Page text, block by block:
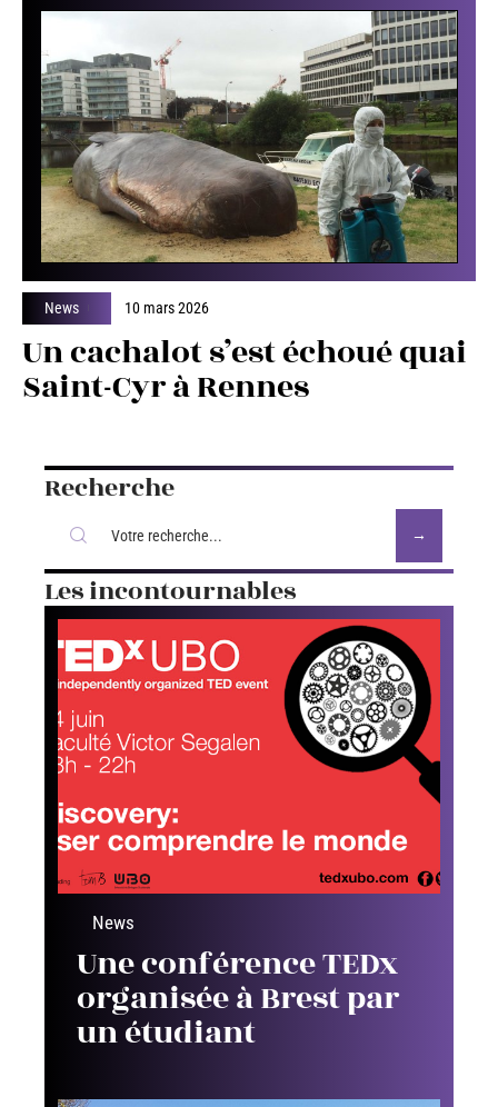
News 10 mars 2026
Un cachalot s’est échoué quai
Saint-Cyr à Rennes
Recherche
Les incontournables
News
Une conférence TEDx
organisée à Brest par
un étudiant